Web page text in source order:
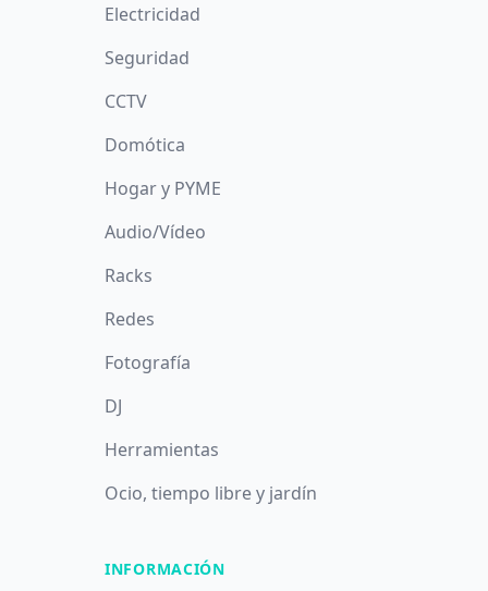
Electricidad
Seguridad
CCTV
Domótica
Hogar y PYME
Audio/Vídeo
Racks
Redes
Fotografía
DJ
Herramientas
Ocio, tiempo libre y jardín
INFORMACIÓN